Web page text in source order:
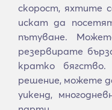
скорост, яхтите
искат да
пътуване.
резервирате
кратко
решение, можете
уикенд,